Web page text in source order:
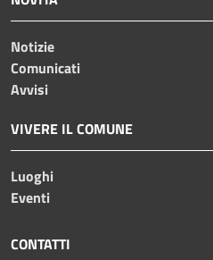
Notizie
Comunicati
Avvisi
VIVERE IL COMUNE
Luoghi
Eventi
CONTATTI